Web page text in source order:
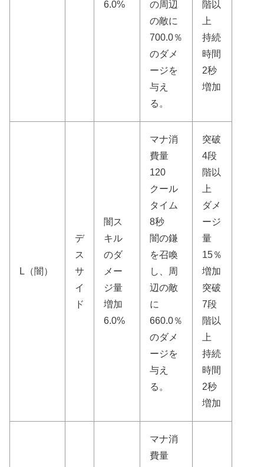
6.0%
の周辺
の敵に
700.0％
のダメ
ージを
与え
る。
階以
上
持続
時間
2秒
増加
L（闇）
デ
ス
サ
イ
ド
闇ス
キル
のダ
メー
ジ量
増加
6.0%
マナ消
費量
120
クール
タイム
8秒
闇の鎌
を召喚
し、周
辺の敵
に
660.0％
のダメ
ージを
与え
る。
突破
4段
階以
上
ダメ
ージ
量
15％
増加
突破
7段
階以
上
持続
時間
2秒
増加
マナ消
費量